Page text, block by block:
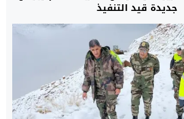
جديدة قيد التنفيذ